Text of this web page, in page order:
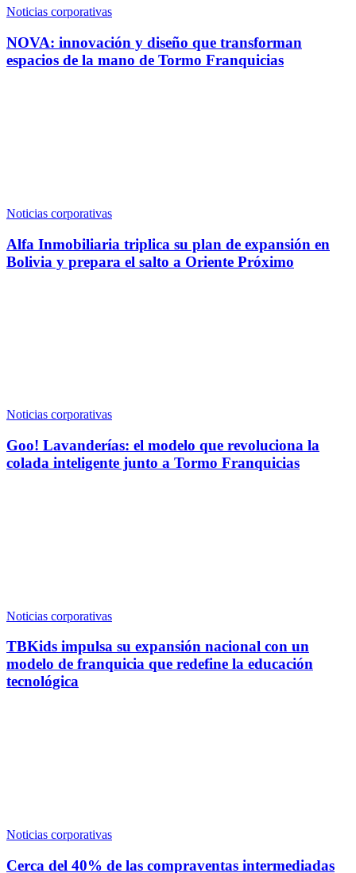
Noticias corporativas
NOVA: innovación y diseño que transforman
espacios de la mano de Tormo Franquicias
Noticias corporativas
Alfa Inmobiliaria triplica su plan de expansión en
Bolivia y prepara el salto a Oriente Próximo
Noticias corporativas
Goo! Lavanderías: el modelo que revoluciona la
colada inteligente junto a Tormo Franquicias
Noticias corporativas
TBKids impulsa su expansión nacional con un
modelo de franquicia que redefine la educación
tecnológica
Noticias corporativas
Cerca del 40% de las compraventas intermediadas